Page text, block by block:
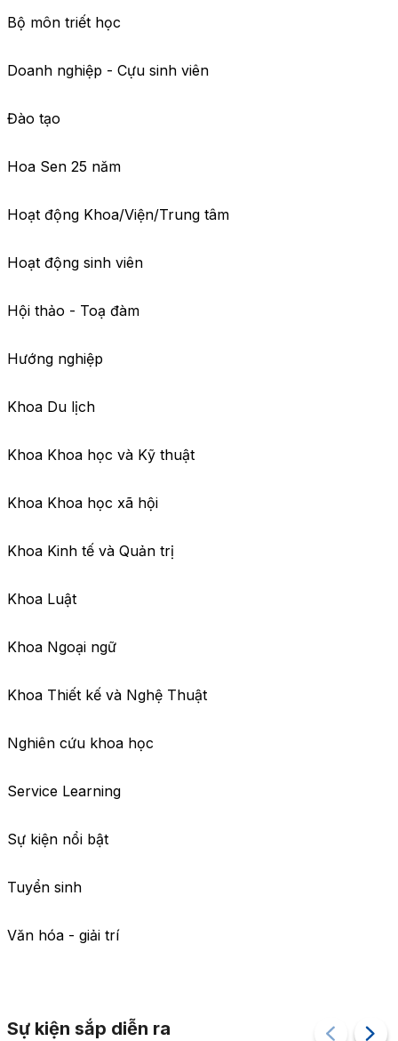
Bộ môn triết học
Doanh nghiệp - Cựu sinh viên
Đào tạo
Hoa Sen 25 năm
Hoạt động Khoa/Viện/Trung tâm
Hoạt động sinh viên
Hội thảo - Toạ đàm
Hướng nghiệp
Khoa Du lịch
Khoa Khoa học và Kỹ thuật
Khoa Khoa học xã hội
Khoa Kinh tế và Quản trị
Khoa Luật
Khoa Ngoại ngữ
Khoa Thiết kế và Nghệ Thuật
Nghiên cứu khoa học
Service Learning
Sự kiện nổi bật
Tuyển sinh
Văn hóa - giải trí
Sự kiện sắp diễn ra